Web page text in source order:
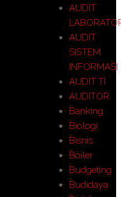
AUDIT
AUDIT
SISTEM
INFORMASI
AUDIT TI
AUDITOR
Banking
Biologi
Bisnis
Boiler
Budgeting
Budidaya